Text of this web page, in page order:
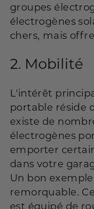
groupes
électrogènes
chers, mais
2. Mobilité
L'intérêt
portable réside
existe de
électrogènes
emporter
dans votre
Un bon
remorquable.
est équipé de